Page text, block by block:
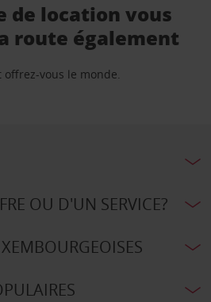
de location vous
route également
vous le monde.
OU D'UN SERVICE?